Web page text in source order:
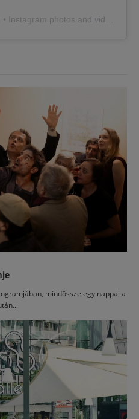
• Instagram photos and videos
mindössze egy nappal a